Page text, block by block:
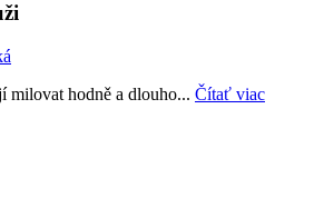
milovat hodně a dlouho... Čítať viac